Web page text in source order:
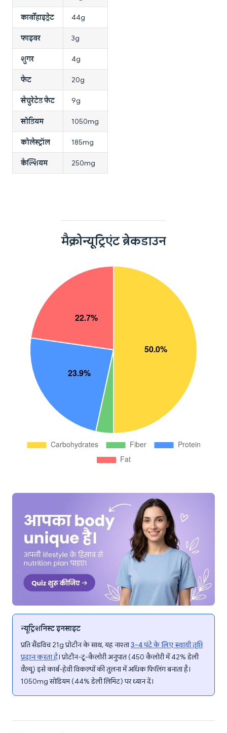
कार्बोहाइड्रेट 44g
फाइबर 3g
शुगर 4g
फैट 20g
सैचुरेटेड फैट 9g
सोडियम 1050mg
कोलेस्ट्रॉल 185mg
कैल्शियम 250mg
मैक्रोन्यूट्रिएंट ब्रेकडाउन
न्यूट्रिशनिस्ट इनसाइट
प्रति सैंडविच 21g प्रोटीन के साथ, यह नाश्ता3-4 घंटे के लिए स्थायी तृप्ति
प्रदान करता है। प्रोटीन-टू-कैलोरी अनुपात (450 कैलोरी में 42% डेली
वैल्यू) इसे कार्ब-हेवी विकल्पों की तुलना में अधिक फिलिंग बनाता है।
1050mg सोडियम (44% डेली लिमिट) पर ध्यान दें।